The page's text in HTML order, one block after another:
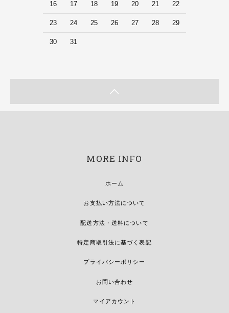
16 17 18 19 20 21 22
23 24 25 26 27 28 29
30 31
MORE INFO
ホーム
お支払い方法について
配送方法・送料について
特定商取引法に基づく表記
プライバシーポリシー
お問い合わせ
マイアカウント